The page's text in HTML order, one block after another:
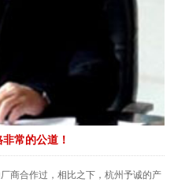
常的公道！
商合作过，相比之下，杭州予诚的产